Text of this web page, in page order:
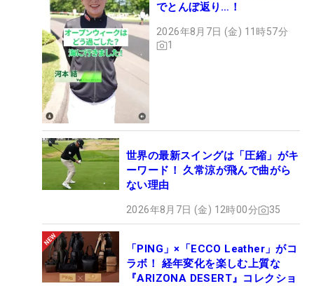
でとんぼ返り…！
2026年8月7日 (金) 11時57分
1
世界の最新スイングは「圧縮」がキ
ーワード！ 久常涼が飛んで曲がら
ない理由
2026年8月7日 (金) 12時00分 35
「PING」×「ECCO Leather」がコ
ラボ！ 経年変化を楽しむ上質な
『ARIZONA DESERT』コレクショ